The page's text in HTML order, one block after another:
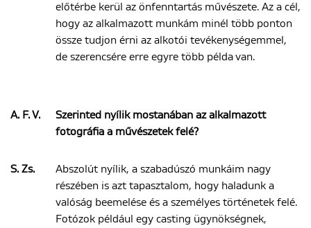
előtérbe kerül az önfenntartás művészete. Az a cél,
hogy az alkalmazott munkám minél több ponton
össze tudjon érni az alkotói tevékenységemmel,
de szerencsére erre egyre több példa van.
A. F. V.
Szerinted nyílik mostanában az alkalmazott
fotográfia a művészetek felé?
S. Zs.
Abszolút nyílik, a szabadúszó munkáim nagy
részében is azt tapasztalom, hogy haladunk a
valóság beemelése és a személyes történetek felé.
Fotózok például egy casting ügynökségnek,